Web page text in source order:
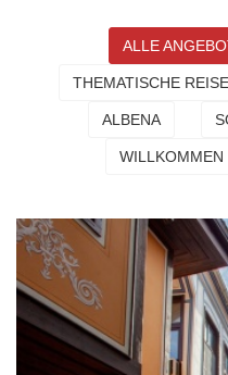
ALLE
THEMATISCHE
ALBENA
WILLKOMMEN
Bulgarien für
Begegnung mit